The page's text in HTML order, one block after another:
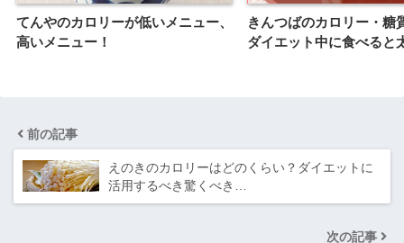
てんやのカロリーが低いメニュー、
高いメニュー！
きんつばのカロリー・糖
ダイエット中に食べると
前の記事
えのきのカロリーはどのくらい？ダイエットに
活用するべき驚くべき…
次の記事